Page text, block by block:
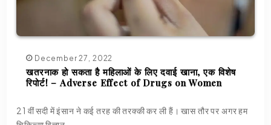
December 27, 2022
खतरनाक हो सकता है महिलाओं के लिए दवाई खाना, एक विशेष
रिपोर्ट! – Adverse Effect of Drugs on Women
21 वीं सदी में इंसान ने कई तरह की तरक्की कर ली हैं। खास तौर पर अगर हम